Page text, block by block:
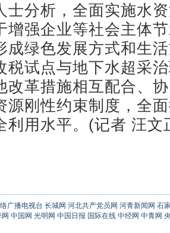
分析，全面实施水资
增强企业等社会主体
成绿色发展方式和生
税试点与地下水超采
改革措施相互配合、
源刚性约束制度，全
利用水平。(记者 汪文
广播电视台 长城网 河北共产党员网 河青新闻网 石
中国网 光明网 中国日报 国际在线 中经网 中青网